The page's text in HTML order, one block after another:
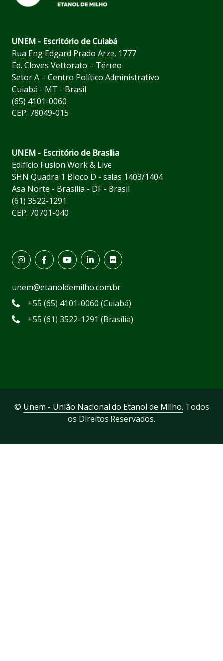
UNEM - Escritório de Cuiabá
Rua Eng Edgard Prado Arze, 1777
Ed. Cloves Vettorato – Térreo
Setor A – Centro Político Administrativo
Cuiabá - MT - Brasil
(65) 4101-0060
CEP: 78049-015
UNEM - Escritório de Brasília
Edifício Fusion Work & Live
SHN Quadra 1 Bloco D - salas 1403/1404
Asa Norte - Brasília - DF - Brasil
(61) 3522-1291
CEP: 70701-040
unem@etanoldemilho.com.br
+55 (65) 4101-0060 (Cuiabá)
+55 (61) 3522-1291 (Brasília)
© Unem - União Nacional do Etanol de Milho. Todos
os Direitos Reservados.